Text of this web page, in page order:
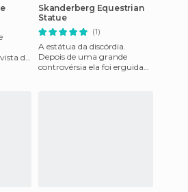
da
Skanderberg Equestrian
Statue
(1)
A estátua da discórdia.
Depois de uma grande
controvérsia ela foi erguida